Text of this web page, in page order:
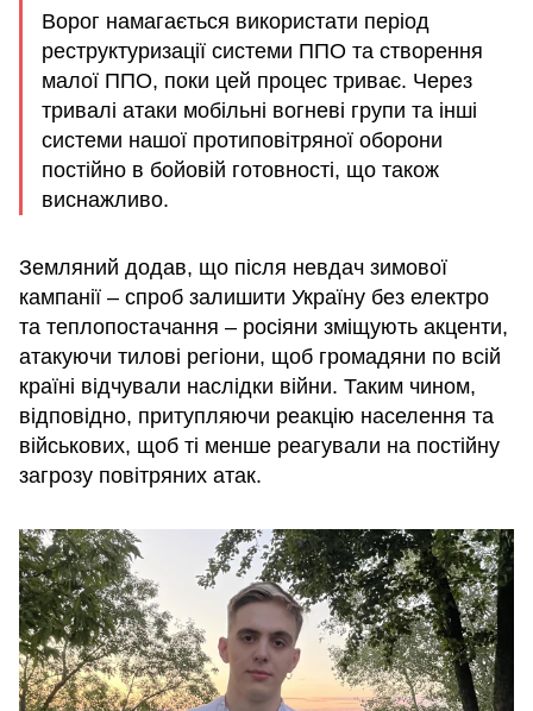
Ворог намагається використати період
реструктуризації системи ППО та створення
малої ППО, поки цей процес триває. Через
тривалі атаки мобільні вогневі групи та інші
системи нашої протиповітряної оборони
постійно в бойовій готовності, що також
виснажливо.
Земляний додав, що після невдач зимової
кампанії – спроб залишити Україну без електро
та теплопостачання – росіяни зміщують акценти,
атакуючи тилові регіони, щоб громадяни по всій
країні відчували наслідки війни. Таким чином,
відповідно, притупляючи реакцію населення та
військових, щоб ті менше реагували на постійну
загрозу повітряних атак.